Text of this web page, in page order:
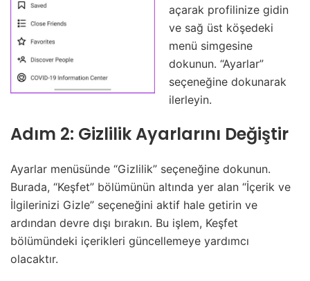
açarak profilinize gidin
ve sağ üst köşedeki
menü simgesine
dokunun. “Ayarlar”
seçeneğine dokunarak
ilerleyin.
Adım 2: Gizlilik Ayarlarını Değiştir
Ayarlar menüsünde “Gizlilik” seçeneğine dokunun.
Burada, “Keşfet” bölümünün altında yer alan “İçerik ve
İlgilerinizi Gizle” seçeneğini aktif hale getirin ve
ardından devre dışı bırakın. Bu işlem, Keşfet
bölümündeki içerikleri güncellemeye yardımcı
olacaktır.